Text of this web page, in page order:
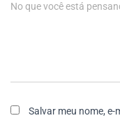
No que você está
Salvar meu nome,